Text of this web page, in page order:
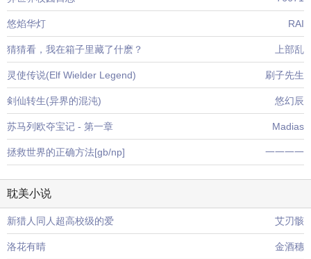
悠焰华灯 RAI
猜猜看，我在箱子里藏了什麽？ 上部乱
灵使传说(Elf Wielder Legend) 刷子先生
剣仙转生(异界的混沌) 悠幻辰
苏马列欧夺宝记 - 第一章 Madias
拯救世界的正确方法[gb/np] 一一一一
耽美小说
新猎人同人超高校级的爱 艾刃骸
洛花有晴 金酒穗